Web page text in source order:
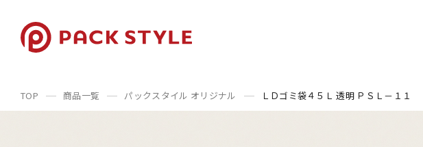
TOP 商品一覧 パックスタイル オリジナル ＬＤゴミ袋４５Ｌ 透明 ＰＳＬ－１１